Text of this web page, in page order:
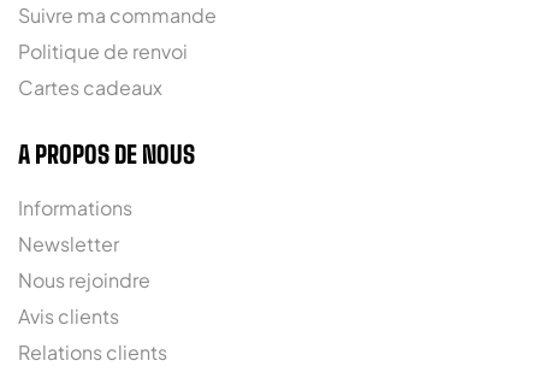
Suivre ma commande
Politique de renvoi
Cartes cadeaux
A PROPOS DE NOUS
Informations
Newsletter
Nous rejoindre
Avis clients
Relations clients